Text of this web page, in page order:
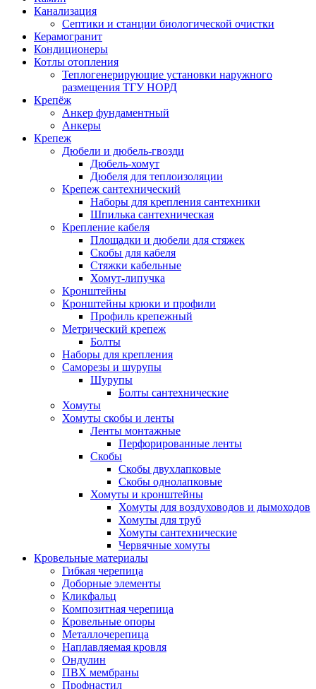
Канализация
Септики и станции биологической очистки
Керамогранит
Кондиционеры
Котлы отопления
Теплогенерирующие установки наружного
размещения ТГУ НОРД
Крепёж
Анкер фундаментный
Анкеры
Крепеж
Дюбели и дюбель-гвозди
Дюбель-хомут
Дюбеля для теплоизоляции
Крепеж сантехнический
Наборы для крепления сантехники
Шпилька сантехническая
Крепление кабеля
Площадки и дюбели для стяжек
Скобы для кабеля
Стяжки кабельные
Хомут-липучка
Кронштейны
Кронштейны крюки и профили
Профиль крепежный
Метрический крепеж
Болты
Наборы для крепления
Саморезы и шурупы
Шурупы
Болты сантехнические
Хомуты
Хомуты скобы и ленты
Ленты монтажные
Перфорированные ленты
Скобы
Скобы двухлапковые
Скобы однолапковые
Хомуты и кронштейны
Хомуты для воздуховодов и дымоходов
Хомуты для труб
Хомуты сантехнические
Червячные хомуты
Кровельные материалы
Гибкая черепица
Доборные элементы
Кликфальц
Композитная черепица
Кровельные опоры
Металлочерепица
Наплавляемая кровля
Ондулин
ПВХ мембраны
Профнастил